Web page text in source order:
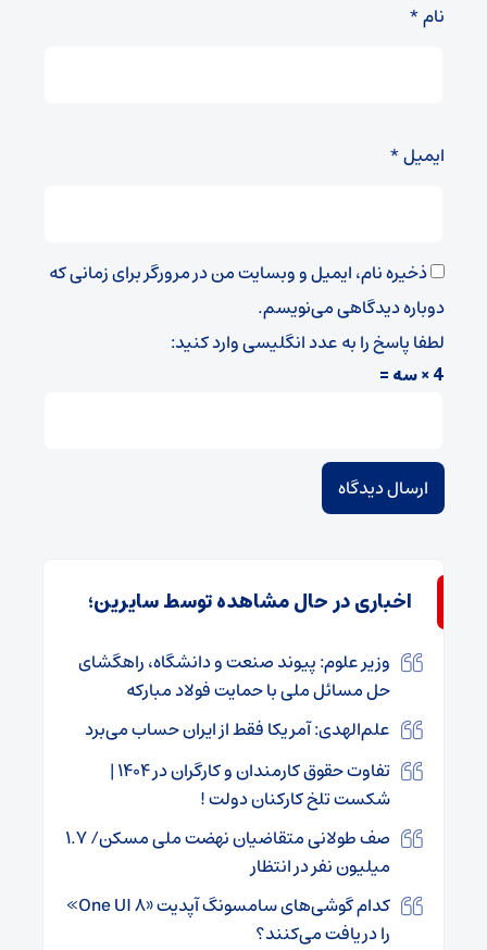
نام*
ایمیل*
ذخیره نام، ایمیل و وبسایت من در مرورگر برای زمانی که
دوباره دیدگاهی می‌نویسم.
لطفا پاسخ را به عدد انگلیسی وارد کنید:
4 × سه =
اخباری در حال مشاهده توسط سایرین؛
وزیر علوم: پیوند صنعت و دانشگاه، راهگشای
حل مسائل ملی با حمایت فولاد مبارکه
علم‌الهدی: آمریکا فقط از ایران حساب می‌برد
تفاوت حقوق کارمندان و کارگران در ۱۴۰۴ |
شکست تلخ کارکنان دولت !
صف طولانی متقاضیان نهضت ملی مسکن/ ۱.۷
میلیون نفر در انتظار
کدام گوشی‌های سامسونگ آپدیت‌ «One UI 8»
را دریافت می‌کنند؟